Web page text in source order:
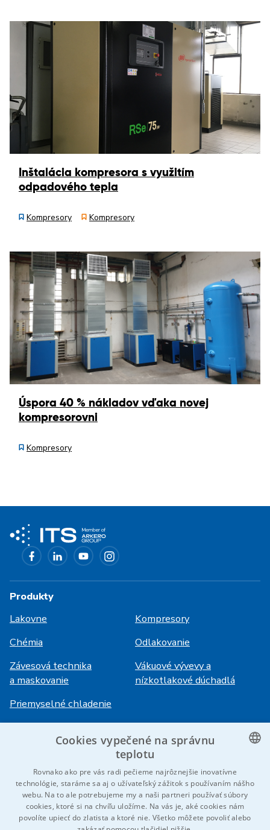
Inštalácia kompresora s využitím
odpadového tepla
Kompresory Kompresory
Úspora 40 % nákladov vďaka novej
kompresorovni
Kompresory
Produkty
Lakovne
Kompresory
Chémia
Odlakovanie
Závesová technika
a maskovanie
Vákuové vývevy a
nízkotlakové dúchadlá
Priemyselné chladenie
Kariéra
Referencie
Prihlásenie
HiVision
Technické listy
CZECH
GERMAN
Cookies vypečené na správnu
teplotu
Rovnako ako pre vás radi pečieme najrôznejšie inovatívne
technológie, staráme sa aj o užívateľský zážitok s používaním nášho
webu. Na to ale potrebujeme my a naši partneri používať súbory
cookies, ktoré si na chvíľu uložíme. Na vás je, aké cookies nám
povolíte upiecť do zlatista a ktoré nie. Všetko môžete povoliť alebo